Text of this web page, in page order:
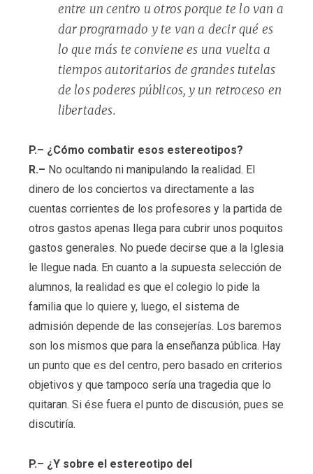
entre un centro u otros porque te lo van a
dar programado y te van a decir qué es
lo que más te conviene es una vuelta a
tiempos autoritarios de grandes tutelas
de los poderes públicos, y un retroceso en
libertades.
P.– ¿Cómo combatir esos estereotipos?
R.– No ocultando ni manipulando la realidad. El
dinero de los conciertos va directamente a las
cuentas corrientes de los profesores y la partida de
otros gastos apenas llega para cubrir unos poquitos
gastos generales. No puede decirse que a la Iglesia
le llegue nada. En cuanto a la supuesta selección de
alumnos, la realidad es que el colegio lo pide la
familia que lo quiere y, luego, el sistema de
admisión depende de las consejerías. Los baremos
son los mismos que para la enseñanza pública. Hay
un punto que es del centro, pero basado en criterios
objetivos y que tampoco sería una tragedia que lo
quitaran. Si ése fuera el punto de discusión, pues se
discutiría.
P.– ¿Y sobre el estereotipo del